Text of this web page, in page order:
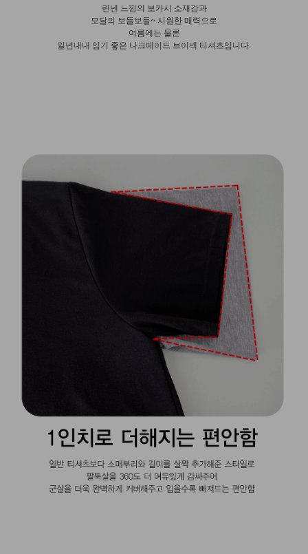
린넨 느낌의 보카시 소재감과
모달의 보들보들~ 시원한 매력으로
여름에는 물론
일년내내 입기 좋은 나크메이드 브이넥 티셔츠입니다.